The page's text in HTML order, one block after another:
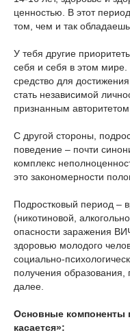
ценностью. В этот
том, чем и так
У тебя другие
себя и себя в этом
средство для
стать независимой
признанным
С другой стороны,
поведение – почти
комплекс
это закономерности
Подростковый период –
(никотиновой,
опасности заражения
здоровью молодого
социально-
получения
далее.
Основные компоненты
касается»: